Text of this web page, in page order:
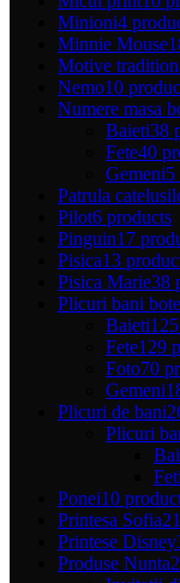
Minioni4
Minnie Mouse
Motive
Nemo10
Numere masa
Baieti38
Fete40
Gemeni5
Patrula
Pilot6 products
Pinguin17
Pisica13
Pisica Marie38
Plicuri bani
Baieti
Fete129
Foto70
Gemeni
Plicuri de bani
Plicuri
Ponei10
Printesa Sofia
Printese Disney
Produse Nunta